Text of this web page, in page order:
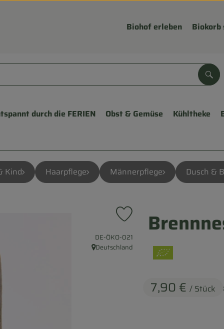
Biohof erleben Biokorb
durch die FERIEN Obst & Gemüse Kühltheke
Kind Haarpflege Männerpflege Dusch &
7,90 € / Stück
Produkt zu Favouriten
, Kontrollstelle:
DE-ÖKO-021
, Herkunft:
Deutschland